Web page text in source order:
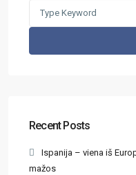
Recent Posts
Ispanija – viena iš
mažos